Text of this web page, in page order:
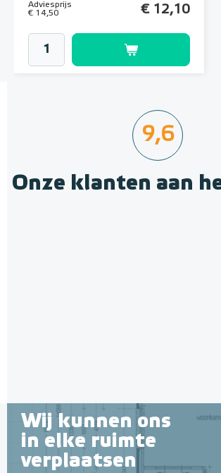
Adviesprijs
€ 14,50
€ 12,10
9,6
Onze klanten aan
Wij kunnen ons
in elke ruimte
verplaatsen